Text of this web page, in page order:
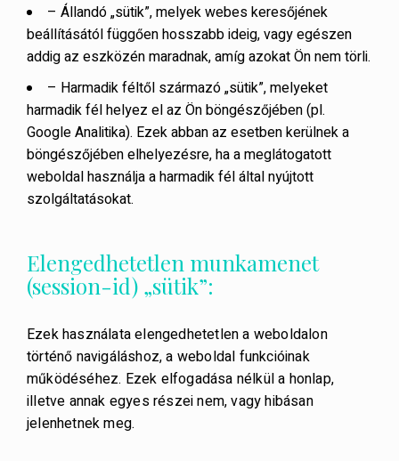
– Állandó „sütik”, melyek webes keresőjének
beállításától függően hosszabb ideig, vagy egészen
addig az eszközén maradnak, amíg azokat Ön nem törli.
– Harmadik féltől származó „sütik”, melyeket
harmadik fél helyez el az Ön böngészőjében (pl.
Google Analitika). Ezek abban az esetben kerülnek a
böngészőjében elhelyezésre, ha a meglátogatott
weboldal használja a harmadik fél által nyújtott
szolgáltatásokat.
Elengedhetetlen munkamenet
(session-id) „sütik”:
Ezek használata elengedhetetlen a weboldalon
történő navigáláshoz, a weboldal funkcióinak
működéséhez. Ezek elfogadása nélkül a honlap,
illetve annak egyes részei nem, vagy hibásan
jelenhetnek meg.